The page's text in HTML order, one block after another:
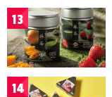
13
14